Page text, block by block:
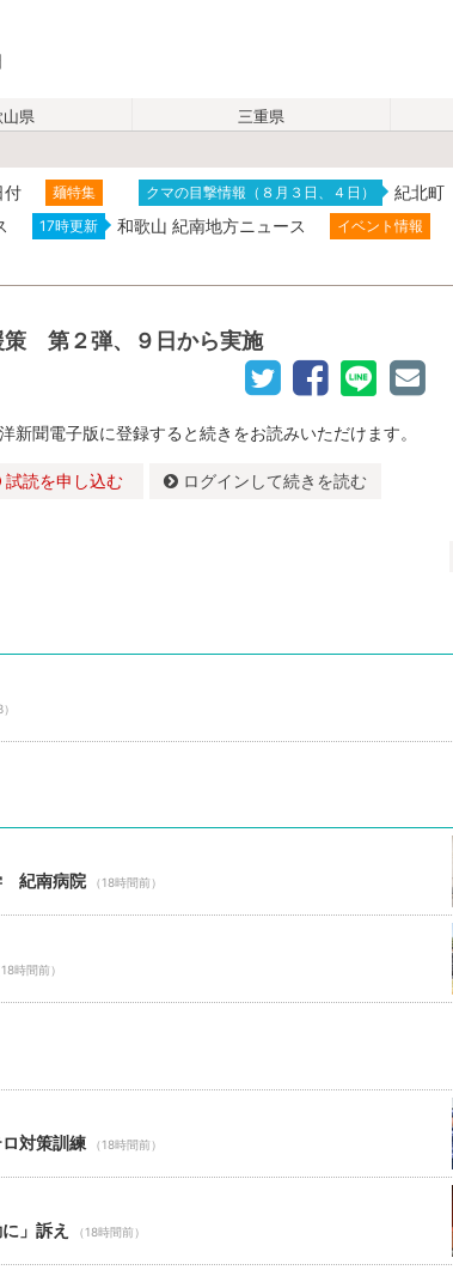
山県 三重県
付 麺特集 クマの目撃情報（８月３日、４日） 紀北町
17時更新 和歌山 紀南地方ニュース イベント情報
第２弾、９日から実施
新聞電子版に登録すると続きをお読みいただけます。
試読を申し込む ログインして続きを読む
紀南病院 （18時間前）
18時間前）
対策訓練 （18時間前）
」訴え （18時間前）